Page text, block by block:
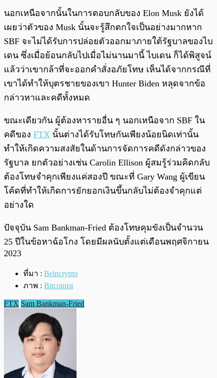
นอกเหนือจากนั้นในการตอบกลับของ Elon Musk ยังได้
เผยว่าตัวของ Musk นั้นจะรู้สึกตกใจเป็นอย่างมากหาก
SBF จะไม่ได้รับการปล่อยตัวออกมาภายใต้รัฐบาลของไบ
เดน ซึ่งเมื่อย้อนกลับไปเมื่อไม่นานมานี้ ไบเดน ก็ได้พิสูจน์
แล้วว่าเขากล้าที่จะออกคำสั่งอภัยโทษ เห็นได้จากกรณีที่
เขาได้ทำให้บุตรชายของเขา Hunter Biden หลุดจากข้อ
กล่าวหาและคดีทั้งหมด
ขณะเดียวกัน ผู้ต้องหารายอื่น ๆ นอกเหนือจาก SBF ใน
คดีของ FTX นั้นต่างได้รับโทษกันเพียงน้อยนิดเท่านั้น
ทำให้เกิดความสงสัยในด้านการจัดการคดีดังกล่าวของ
รัฐบาล ยกตัวอย่างเช่น Carolin Ellison ผู้สมรู้ร่วมคิดกลับ
ต้องโทษจำคุกเพียงแค่สองปี ขณะที่ Gary Wang ผู้เขียน
โค้ดที่ทำให้เกิดการยักยอกเงินขึ้นกลับไม่ต้องจำคุกแต่
อย่างใด
ปัจจุบัน Sam Bankman-Fried ต้องโทษคุมขังเป็นจำนวน
25 ปีในข้อหาฉ้อโกง โดยมีผลนับตั้งแต่เดือนพฤศจิกายน
2023
ที่มา : Beincrypto
ภาพ : Bitcoinist
FTX Sam Bankman-Fried